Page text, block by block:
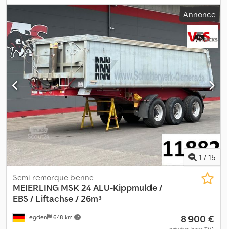
ENTIÈREMENT RÉVISÉ Pour conteneurs de 30 pieds – distance
entre les points d’ancrage des conteneurs d’environ 8 950 mm
Poids : 3 950 kg Contrôle technique valable jusqu’au 10.2026 –
contrôle des freins à effectuer Essieux BPWEcoPlus avec freins à
disque ESSIEU LIFT Plate-forme Pieds de support – ALUMINIUM
Pneumatiques : 385/65 R 22,5 Dodpfx Aceyndb Holsck Jantes en
aluminium Modifications, ventes intermédiaires et erreurs sont
expressément réservées. La description a pour but d’identifier le
véhicule et ne constitue pas une garantie au sens du droit
commercial. La description du contrat de vente est
déterminante. Notre offre est généralement proposée sans
nouveau contrôle technique. Si un nouveau contrôle technique
est souhaité, nous vous ferons volontiers une offre de nos ateliers
partenaires ! Le véhicule peut être recouvert et/ou marqué avec
des publicités. Nos conditions générales de livraison et de
paiement s’appliquent.
Annonce
1 / 15
Legden 648 km
Semi-remorque benne
MEIERLING MSK 24 ALU-Kippmulde /
EBS / Liftachse / 26m³
8 900 €